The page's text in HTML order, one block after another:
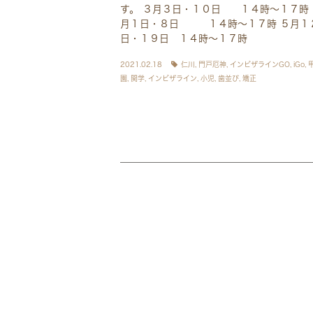
す。 ３月３日・１０日 １４時～１７時
月１日・８日 １４時～１７時 ５月１
日・１９日 １４時～１７時
2021.02.18 仁川 門戸厄神 インビザラインGO iGo
園
関学 インビザライン 小児 歯並び 矯正